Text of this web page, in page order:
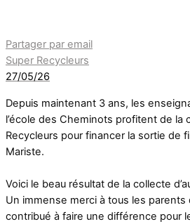
Partager par email
Super Recycleurs
27/05/26
Depuis maintenant 3 ans, les
l’école des Cheminots profitent de la
Recycleurs pour financer la sortie de
Mariste.
Voici le beau résultat de la collecte
Un immense merci à tous les
contribué à faire une différence pour